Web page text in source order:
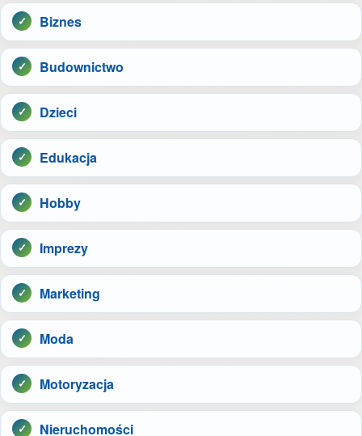
Biznes
Budownictwo
Dzieci
Edukacja
Hobby
Imprezy
Marketing
Moda
Motoryzacja
Nieruchomości